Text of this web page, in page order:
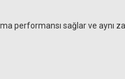
performansı sağlar ve aynı